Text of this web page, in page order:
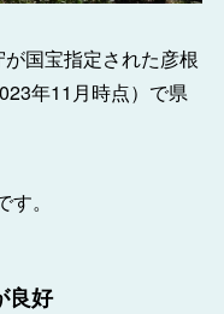
国宝指定された彦根
年11月時点）で県
。
良好